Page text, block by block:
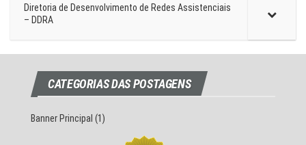
Diretoria de Desenvolvimento de Redes Assistenciais
– DDRA
CATEGORIAS DAS POSTAGENS
Banner Principal (1)